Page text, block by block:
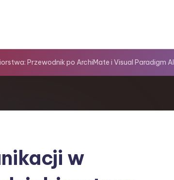
Przewodnik po ArchiMate i Visual Paradigm AI
w